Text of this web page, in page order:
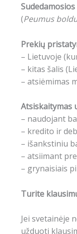
Sudedamosios
(Peumus
Prekių
– Lietuvoje
– kitas šalis
– atsiėmimas
Atsiskaitymas
– naudojant
– kredito ir
– išankstiniu
– atsiimant
– grynaisiais
Turite
Jei svetainėje
užduoti